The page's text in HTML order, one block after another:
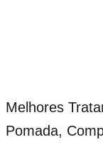
Melhores
Pomada,